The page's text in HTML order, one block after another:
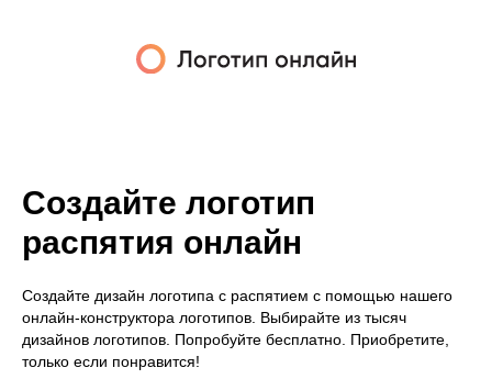
Создайте логотип
распятия онлайн
Создайте дизайн логотипа с распятием с помощью нашего
онлайн-конструктора логотипов. Выбирайте из тысяч
дизайнов логотипов. Попробуйте бесплатно. Приобретите,
только если понравится!